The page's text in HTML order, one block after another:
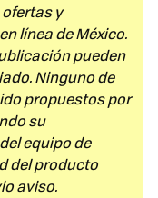
y
línea de México.
pueden
Ninguno de
propuestos por
su
equipo de
del producto
aviso.